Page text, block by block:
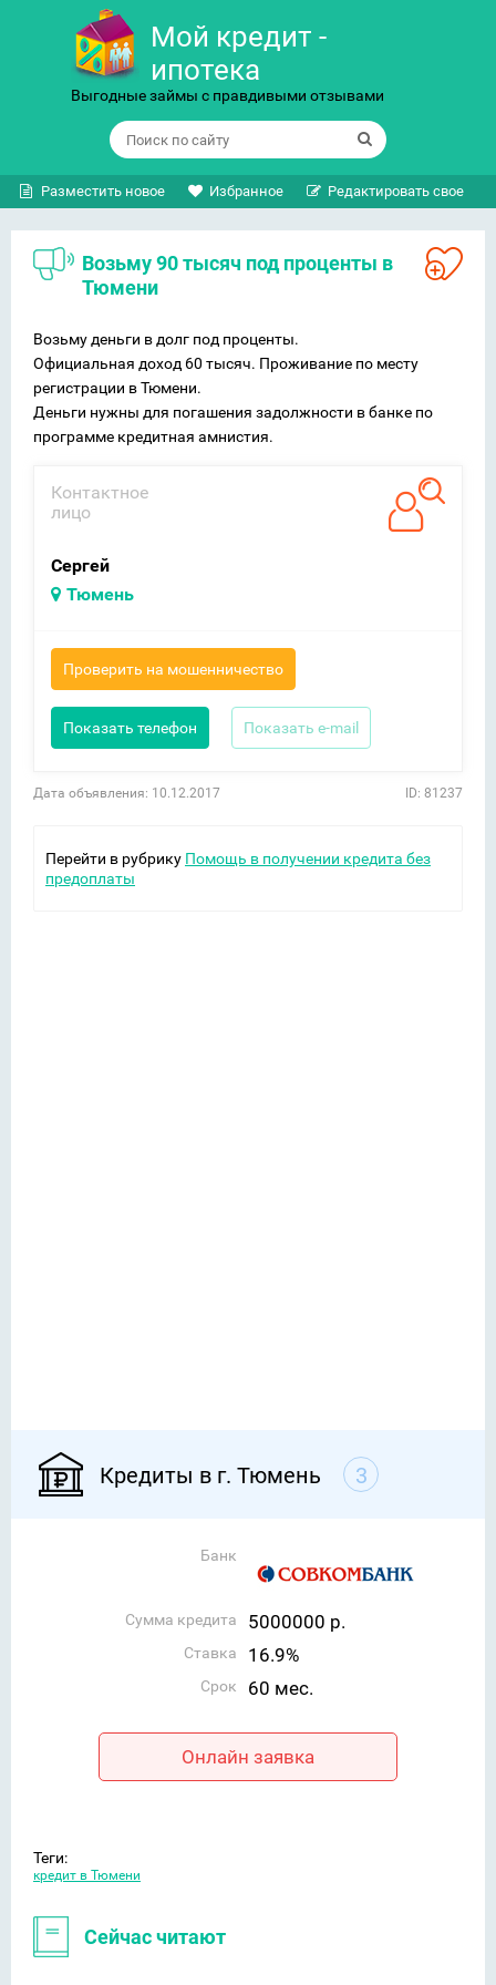
Мой кредит -
ипотека
Выгодные займы с правдивыми отзывами
Разместить новое Избранное Редактировать свое
Возьму 90 тысяч под проценты в
Тюмени
Возьму деньги в долг под проценты.
Официальная доход 60 тысяч. Проживание по месту
регистрации в Тюмени.
Деньги нужны для погашения задолжности в банке по
программе кредитная амнистия.
Контактное
лицо
Сергей
Тюмень
Проверить на мошенничество
Показать телефон Показать e-mail
Дата объявления: 10.12.2017 ID: 81237
Перейти в рубрику Помощь в получении кредита без
предоплаты
Кредиты в г. Тюмень 3
Банк
Сумма кредита 5000000 р.
Ставка 16.9%
Срок 60 мес.
Онлайн заявка
Теги:
кредит в Тюмени
Сейчас читают